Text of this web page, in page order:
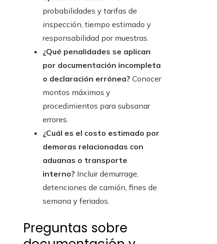
probabilidades y tarifas de
inspección, tiempo estimado y
responsabilidad por muestras.
¿Qué penalidades se aplican
por documentación incompleta
o declaración errónea? Conocer
montos máximos y
procedimientos para subsanar
errores.
¿Cuál es el costo estimado por
demoras relacionadas con
aduanas o transporte
interno? Incluir demurrage,
detenciones de camión, fines de
semana y feriados.
Preguntas sobre